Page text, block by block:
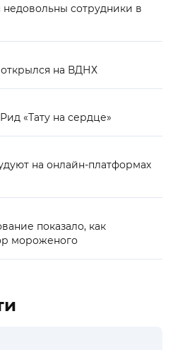
сотрудники в
на ВДНХ
«Тату на сердце»
на онлайн-платформах
показало, как
мороженого